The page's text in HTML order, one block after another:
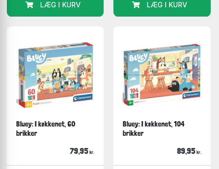
LÆG I KURV LÆG I KURV
Bluey: I køkkenet, 60
brikker
79,95 kr.
Bluey: I køkkenet, 104
brikker
89,95 kr.